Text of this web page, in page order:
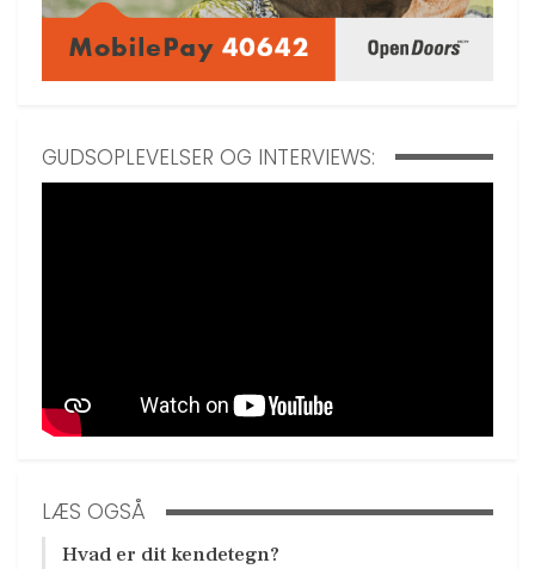
GUDSOPLEVELSER OG INTERVIEWS:
LÆS OGSÅ
Hvad er dit kendetegn?